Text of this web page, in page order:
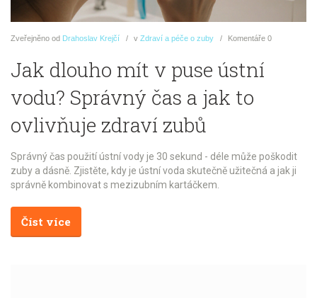
Zveřejněno od Drahoslav Krejčí v Zdraví a péče o zuby Komentáře 0
Jak dlouho mít v puse ústní
vodu? Správný čas a jak to
ovlivňuje zdraví zubů
Správný čas použití ústní vody je 30 sekund - déle může poškodit
zuby a dásně. Zjistěte, kdy je ústní voda skutečně užitečná a jak ji
správně kombinovat s mezizubním kartáčkem.
Číst více